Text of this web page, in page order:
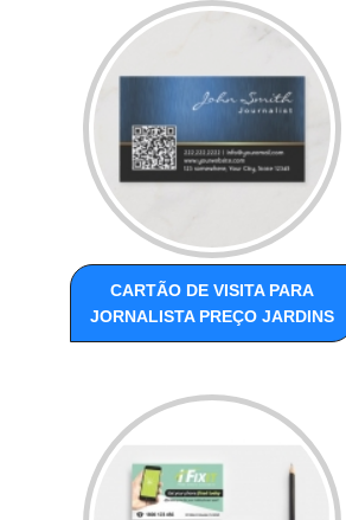
CARTÃO DE VISITA PARA
JORNALISTA PREÇO JARDINS